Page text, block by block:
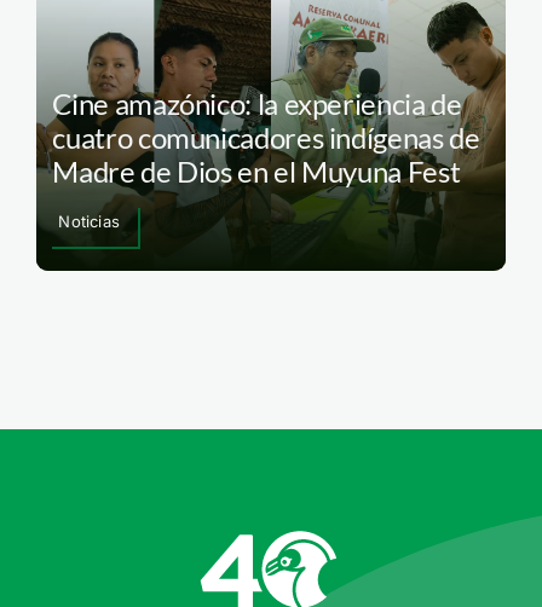
Cine amazónico: la experiencia de
cuatro comunicadores indígenas de
Madre de Dios en el Muyuna Fest
Noticias